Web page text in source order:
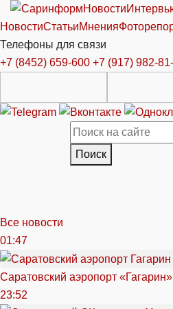
Новости
НовостиСтатьиМнения
Телефоны для связи
+7 (8452) 659-600 +7 (917) 982-
Поиск
Все новости
01:47
Саратовский аэропорт
23:52